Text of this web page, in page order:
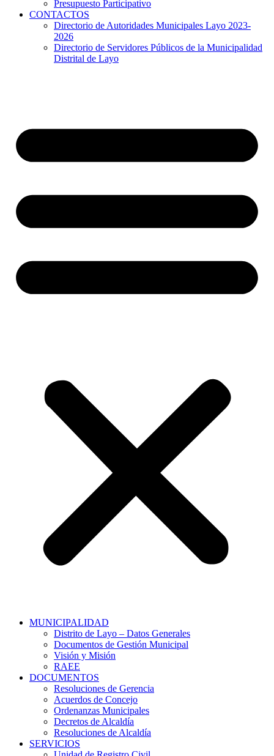
Presupuesto Participativo
CONTACTOS
Directorio de Autoridades Municipales Layo 2023-
2026
Directorio de Servidores Públicos de la Municipalidad
Distrital de Layo
MUNICIPALIDAD
Distrito de Layo – Datos Generales
Documentos de Gestión Municipal
Visión y Misión
RAEE
DOCUMENTOS
Resoluciones de Gerencia
Acuerdos de Concejo
Ordenanzas Municipales
Decretos de Alcaldía
Resoluciones de Alcaldía
SERVICIOS